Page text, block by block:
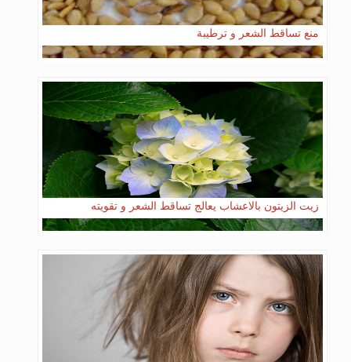
منع تساقط الشعر و ترطيبة
زيت الزيتون بالاعشاب يعالج تساقط الشعر و تقويته